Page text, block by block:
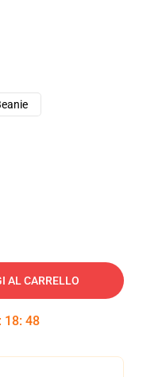
AL CARRELLO
: 18: 48